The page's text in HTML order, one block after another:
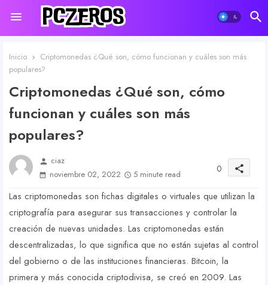
Inicio
Criptomonedas ¿Qué son, cómo funcionan y cuáles son más
populares?
Criptomonedas ¿Qué son, cómo
funcionan y cuáles son más
populares?
person ciaz
noviembre 02, 2022
5 minute read 0 share
Las criptomonedas son fichas digitales o virtuales que utilizan la
criptografía para asegurar sus transacciones y controlar la
creación de nuevas unidades. Las criptomonedas están
descentralizadas, lo que significa que no están sujetas al control
del gobierno o de las instituciones financieras. Bitcoin, la
primera y más conocida criptodivisa, se creó en 2009. Las